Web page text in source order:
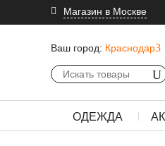
Магазин в Москве
Ваш город: Краснодар
ОДЕЖДА